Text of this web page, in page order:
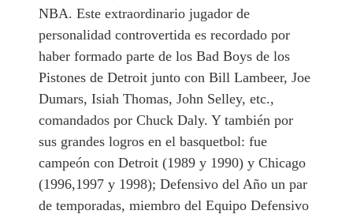
NBA. Este extraordinario jugador de
personalidad controvertida es recordado por
haber formado parte de los Bad Boys de los
Pistones de Detroit junto con Bill Lambeer, Joe
Dumars, Isiah Thomas, John Selley, etc.,
comandados por Chuck Daly. Y también por
sus grandes logros en el basquetbol: fue
campeón con Detroit (1989 y 1990) y Chicago
(1996,1997 y 1998); Defensivo del Año un par
de temporadas, miembro del Equipo Defensivo